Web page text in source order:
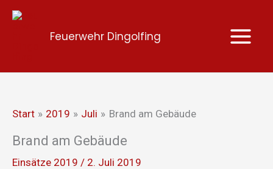
Zum
Feuerwehr Dingolfing
Start 2019 Juli Brand am Gebäude
Brand am Gebäude
Einsätze 2019 / 2. Juli 2019